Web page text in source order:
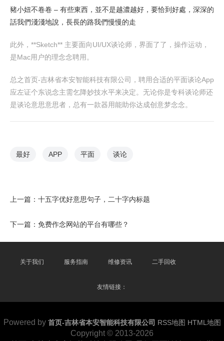
豬小妞不卷卷 – 有些東西，並不是越濃越好，要恰到好處，深深的
話我們淺淺地說，長長的路我們慢慢的走
此外，**Sketch** 主要面向UI/UX谈论师，界面了了，操作运动，
是Mac用户的理念念聘用。
总之首页-吉林省本安智能科技有限公司，聘用合适的平面谈论App
应左证个东说念主需乞降妙技水平来决定。无论你是专科谈论师还
是谈论意思意思者，总有一款器用能助你达成创意梦念念。
最好 APP 平面 谈论
上一篇： 十五字优好意思句子，二十字内标题
下一篇： 免费作念网站的平台有哪些？
关于我们 服务指南 维修资讯 二手回收
友情链接：
Powered by 首页-吉林省本安智能科技有限公司 RSS地图 HTML地图
Copyright © 2013-2026